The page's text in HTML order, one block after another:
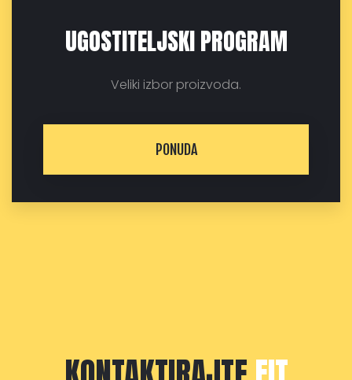
UGOSTITELJSKI PROGRAM
Veliki izbor proizvoda.